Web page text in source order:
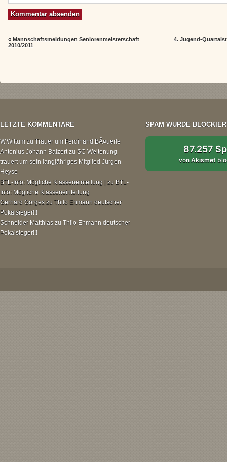
«Mannschaftsmeldungen Seniorenmeisterschaft
2010/2011
4. Jugend-
LETZTE KOMMENTARE
W.Wittum zu Trauer um Ferdinand BÃ¤uerle
Antonius Johann Balzertzu SC Weitenung
trauert um sein langjähriges Mitglied Jürgen
Heyse
BTL-Info: Mögliche Klasseneinteilung | zu BTL-
Info: Mögliche Klasseneinteilung
Gerhard Gorges zu Thilo Ehmann deutscher
Pokalsieger!!!
Schneider Matthias zu Thilo Ehmann deutscher
Pokalsieger!!!
SPAM WURDE
87.257
vonAkismet